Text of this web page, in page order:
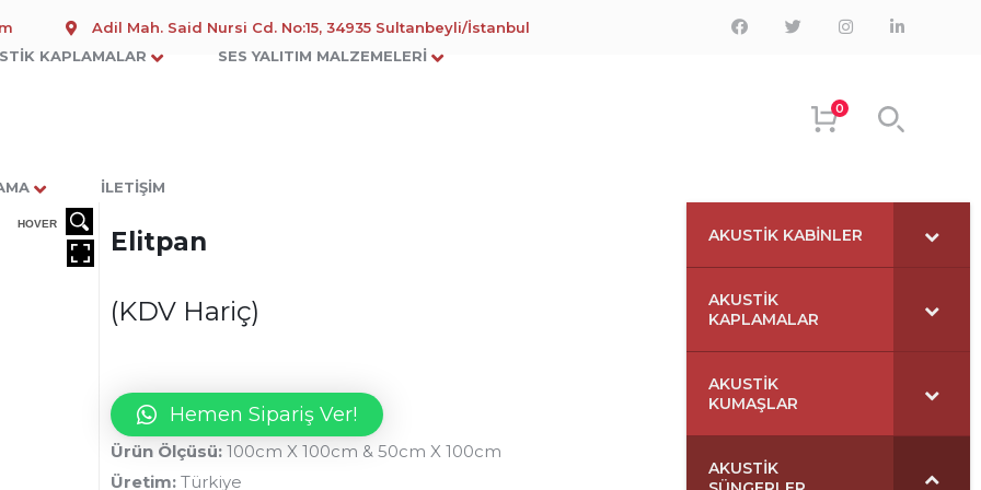
Adil Mah. Said Nursi Cd. No:15, 34935 Sultanbeyli/İstanbul
FacebookTwitterInstagramLinkedIn
KAPLAMALAR SES YALITIM MALZEMELERI
İLETIŞIM
0
HOVER
Elitpan
(KDV Hariç)
Hemen Sipariş Ver!
Ürün Ölçüsü:100cm X 100cm & 50cm X 100cm
Üretim: Türkiye
AKUSTIK KABINLER
AKUSTIK
KAPLAMALAR
AKUSTIK
KUMAŞLAR
AKUSTIK